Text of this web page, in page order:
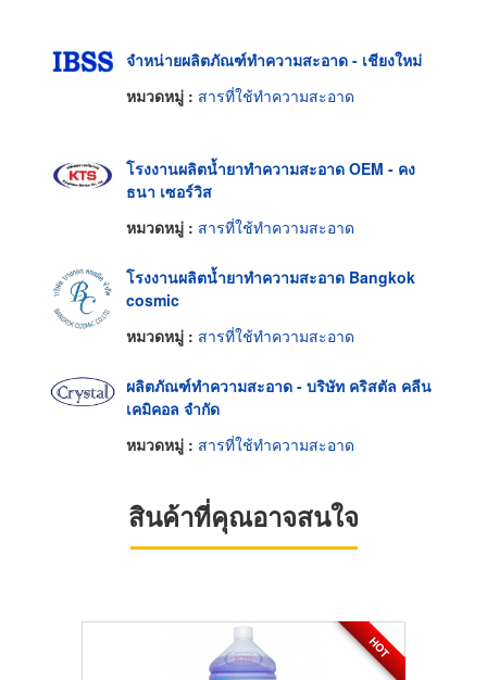
จำหน่ายผลิตภัณฑ์ทำความสะอาด - เชียงใหม่
หมวดหมู่ : สารที่ใช้ทำความสะอาด
โรงงานผลิตน้ำยาทำความสะอาด OEM - คง
ธนา เซอร์วิส
หมวดหมู่ : สารที่ใช้ทำความสะอาด
โรงงานผลิตน้ำยาทำความสะอาด Bangkok
cosmic
หมวดหมู่ : สารที่ใช้ทำความสะอาด
ผลิตภัณฑ์ทำความสะอาด - บริษัท คริสตัล คลีน
เคมิคอล จำกัด
หมวดหมู่ : สารที่ใช้ทำความสะอาด
สินค้าที่คุณอาจสนใจ
HOT